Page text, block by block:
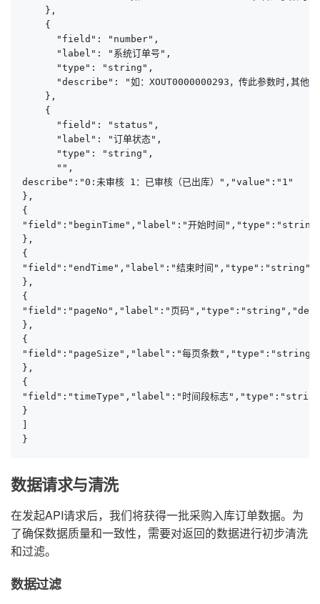
    },
    {
      "field": "number",
      "label": "系统订单号",
      "type": "string",
"describe": "如：XOUT0000000293，传此参数时,其他时
    },
    {
      "field": "status",
      "label": "订单状态",
      "type": "string",
      "",
describe":"0:未审核 1：已审核（已出库）","value":"1"
},
{
"field":"beginTime","label":"开始时间
},
{
"field":"endTime","label":"结束时间
},
{
"field":"pageNo","label":"页码
},
{
"field":"pageSize","label":"每页条数
},
{
"field":"timeType","label":"时间段标志
}
}
数据请求与清洗
在发起API请求后，我们将获得一批采购入库订单数据。为
了确保数据质量和一致性，需要对返回的数据进行初步清洗
和过滤。
数据过滤